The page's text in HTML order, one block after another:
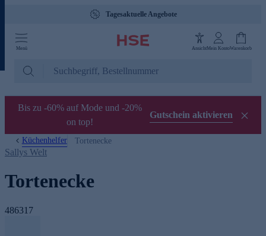
Tagesaktuelle Angebote
Menü AnsichtMein KontoWarenkorb
Bis zu -60% auf Mode und -20%
on top!
Gutschein aktivieren
Küchenhelfer Tortenecke
Sallys Welt
Tortenecke
486317